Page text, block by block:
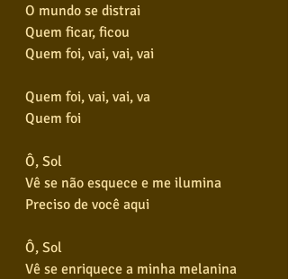
O mundo se distrai
Quem ficar, ficou
Quem foi, vai, vai, vai
Quem foi, vai, vai, va
Quem foi
Ô, Sol
Vê se não esquece e me ilumina
Preciso de você aqui
Ô, Sol
Vê se enriquece a minha melanina